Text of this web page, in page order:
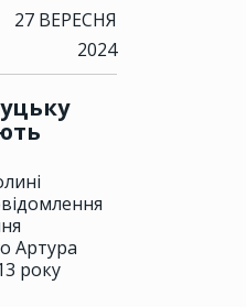
27 ВЕРЕСНЯ
2024
Артура
року